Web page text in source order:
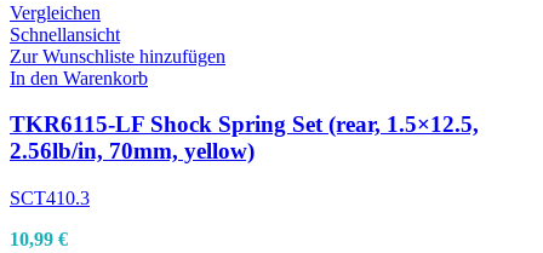
Vergleichen
Schnellansicht
Zur Wunschliste hinzufügen
In den Warenkorb
TKR6115-LF Shock Spring Set (rear, 1.5×12.5,
2.56lb/in, 70mm, yellow)
SCT410.3
10,99 €